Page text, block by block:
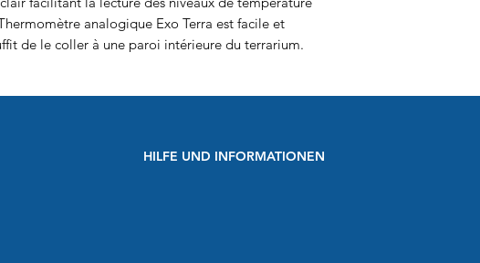
analogique Exo Terra est facile et
de le coller à une paroi intérieure du terrarium.
HILFE UND INFORMATIONEN